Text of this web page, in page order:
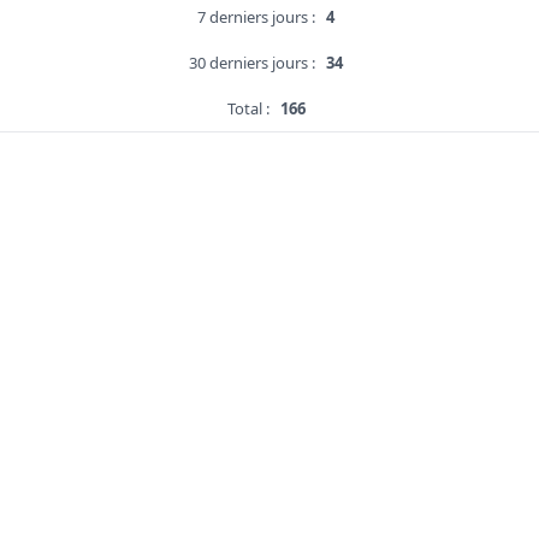
7 derniers jours : 4
30 derniers jours : 34
Total : 166